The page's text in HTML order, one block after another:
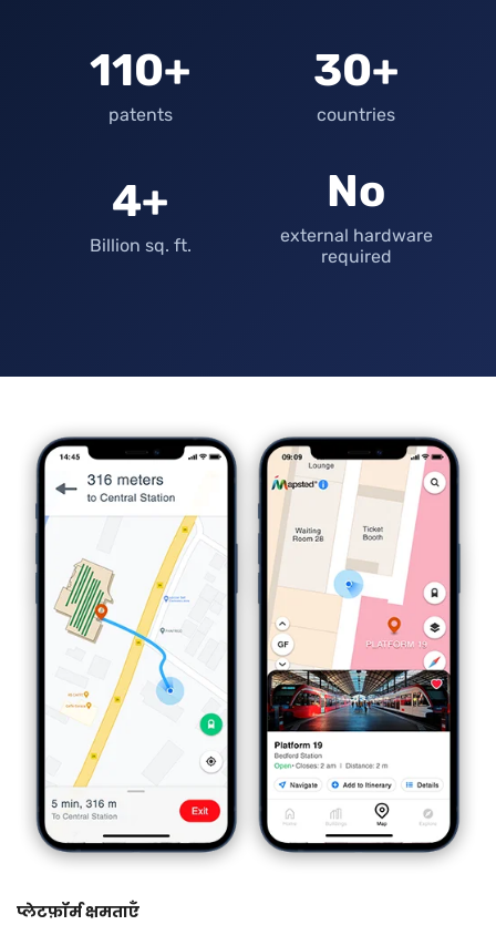
110+
patents
30+
countries
4+
Billion sq. ft.
No
external hardware
required
प्लेटफ़ॉर्म क्षमताएँ